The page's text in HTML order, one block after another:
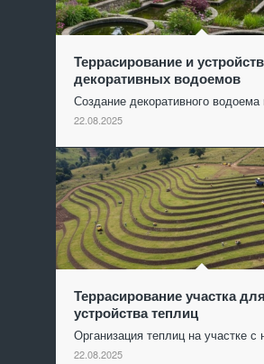
Террасирование и
декоративных водоемов
Создание декоративного
22.08.2025
Террасирование участка для
устройства теплиц
Организация теплиц на участке
22.08.2025